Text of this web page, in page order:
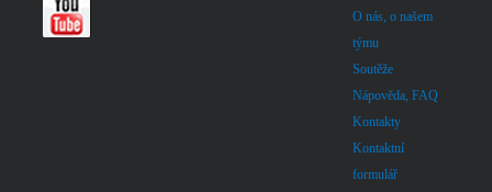
O nás, o našem
týmu
Soutěže
Nápověda, FAQ
Kontakty
Kontaktní
formulář